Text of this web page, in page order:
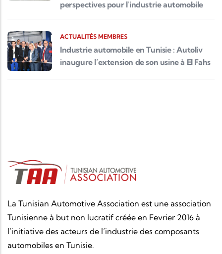
perspectives pour l'industrie automobile
ACTUALITÉS MEMBRES
Industrie automobile en Tunisie : Autoliv
inaugure l’extension de son usine à El Fahs
La Tunisian Automotive Association est une association
Tunisienne à but non lucratif créée en Fevrier 2016 à
l’initiative des acteurs de l’industrie des composants
automobiles en Tunisie.